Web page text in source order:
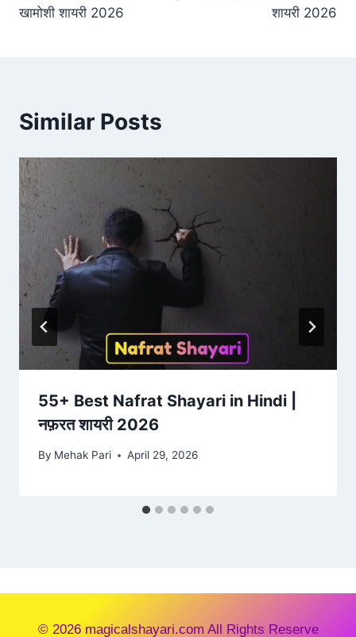
खामोशी शायरी 2026
शायरी 2026
Similar Posts
55+ Best Nafrat Shayari in Hindi |
नफ़रत शायरी 2026
By Mehak Pari April 29, 2026
© 2026 magicalshayari.com All Rights Reserve